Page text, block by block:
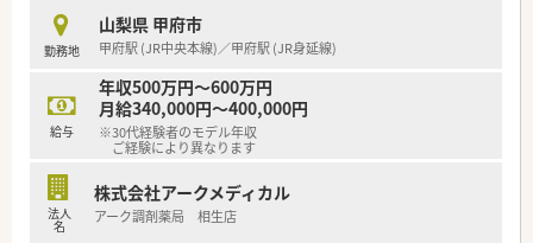
を吸収しやすいとして歓迎しており、40代の方まで相談可能で
す。
■常にスタッフへの恩返しを考えている代表が直接面接を行い、
話し方や性格から社風にマッチするかどうかを見極めていま
す。
【勤務実態について】
事が終わった後のプライベートな時間も大切に過ごせる環境で
す。
■年間休日は120日以上確保されており、曜日の固定休も相談可
勤務地
山梨県 甲府市
甲府駅 (JR中央本線)／甲府駅 (JR身延線)
給与
年収500万円～600万円
月給340,000円～400,000円
※30代経験者のモデル年収
ご経験により異なります
法人
名
株式会社アークメディカル
アーク調剤薬局 相生店